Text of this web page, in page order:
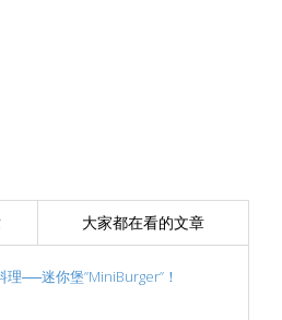
大家都在看的文章
理──迷你堡”MiniBurger”！